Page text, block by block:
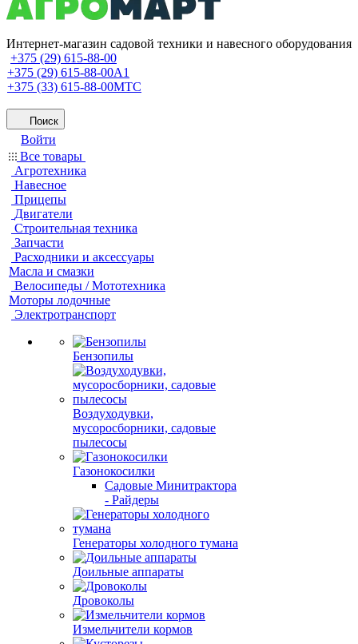
Интернет-магазин садовой техники и навесного оборудования
+375 (29) 615-88-00
+375 (29) 615-88-00A1
+375 (33) 615-88-00МТС
Поиск
Войти
Все товары
Агротехника
Навесное
Прицепы
Двигатели
Строительная техника
Запчасти
Расходники и аксессуары
Масла и смазки
Велосипеды / Мототехника
Моторы лодочные
Электротранспорт
Бензопилы
Воздуходувки,
мусоросборники, cадовые
пылесосы
Газонокосилки
Садовые Минитрактора
- Райдеры
Генераторы холодного тумана
Доильные аппараты
Дровоколы
Измельчители кормов